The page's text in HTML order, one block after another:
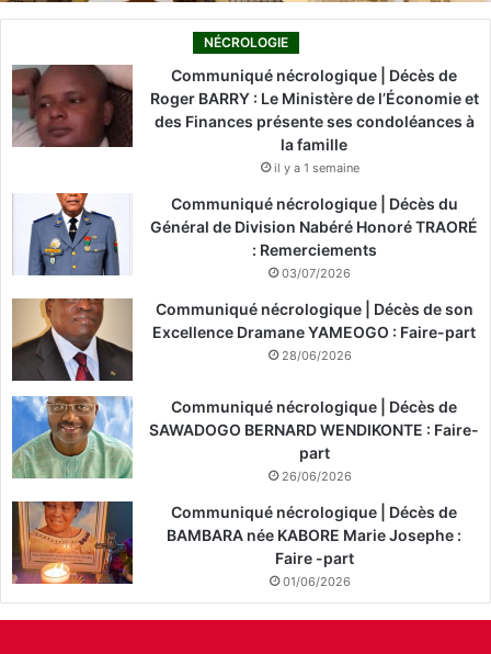
NÉCROLOGIE
Communiqué nécrologique | Décès de
Roger BARRY : Le Ministère de l’Économie et
des Finances présente ses condoléances à
la famille
il y a 1 semaine
Communiqué nécrologique | Décès du
Général de Division Nabéré Honoré TRAORÉ
: Remerciements
03/07/2026
Communiqué nécrologique | Décès de son
Excellence Dramane YAMEOGO : Faire-part
28/06/2026
Communiqué nécrologique | Décès de
SAWADOGO BERNARD WENDIKONTE : Faire-
part
26/06/2026
Communiqué nécrologique | Décès de
BAMBARA née KABORE Marie Josephe :
Faire -part
01/06/2026